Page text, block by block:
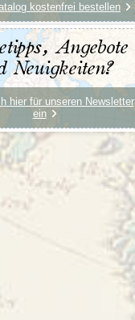
kostenfrei bestellen
Angebote
Neuigkeiten?
hier für unseren Newsletter
ein